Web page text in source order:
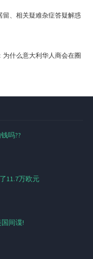
、相关疑难杂症答疑解惑
什么意大利华人商会在圈
吗??
11.7万欧元
间谍!